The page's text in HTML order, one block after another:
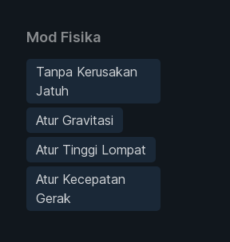
Mod Fisika
Tanpa Kerusakan
Jatuh
Atur Gravitasi
Atur Tinggi Lompat
Atur Kecepatan
Gerak